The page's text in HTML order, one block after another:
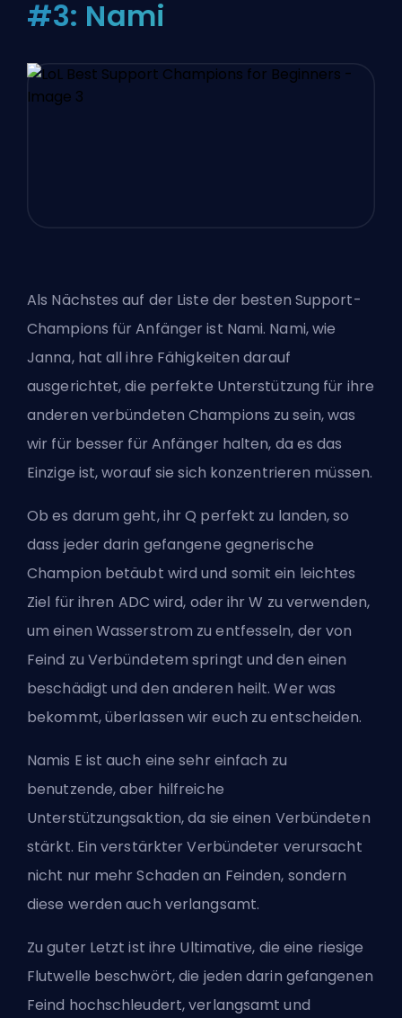
#3: Nami
Als Nächstes auf der Liste der besten Support-
Champions für Anfänger ist Nami. Nami, wie
Janna, hat all ihre Fähigkeiten darauf
ausgerichtet, die perfekte Unterstützung für ihre
anderen verbündeten Champions zu sein, was
wir für besser für Anfänger halten, da es das
Einzige ist, worauf sie sich konzentrieren müssen.
Ob es darum geht, ihr Q perfekt zu landen, so
dass jeder darin gefangene gegnerische
Champion betäubt wird und somit ein leichtes
Ziel für ihren ADC wird, oder ihr W zu verwenden,
um einen Wasserstrom zu entfesseln, der von
Feind zu Verbündetem springt und den einen
beschädigt und den anderen heilt. Wer was
bekommt, überlassen wir euch zu entscheiden.
Namis E ist auch eine sehr einfach zu
benutzende, aber hilfreiche
Unterstützungsaktion, da sie einen Verbündeten
stärkt. Ein verstärkter Verbündeter verursacht
nicht nur mehr Schaden an Feinden, sondern
diese werden auch verlangsamt.
Zu guter Letzt ist ihre Ultimative, die eine riesige
Flutwelle beschwört, die jeden darin gefangenen
Feind hochschleudert, verlangsamt und